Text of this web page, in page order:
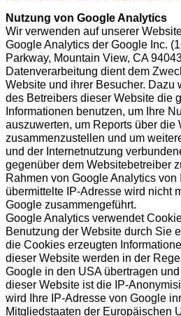
Nutzung von Google Analytics
Wir verwenden auf unserer
Google Analytics der Google Inc.
Parkway, Mountain View, CA
Datenverarbeitung dient dem
Website und ihrer Besucher. Dazu
des Betreibers dieser Website die
Informationen benutzen, um Ihre
auszuwerten, um Reports über die
zusammenzustellen und um
und der Internetnutzung
gegenüber dem Websitebetreiber
Rahmen von Google Analytics von
übermittelte IP-Adresse wird nicht
Google zusammengeführt.
Google Analytics verwendet
Benutzung der Website durch Sie
die Cookies erzeugten
dieser Website werden in der
Google in den USA übertragen
dieser Website ist die IP-
wird Ihre IP-Adresse von Google
Mitgliedstaaten der Europäischen